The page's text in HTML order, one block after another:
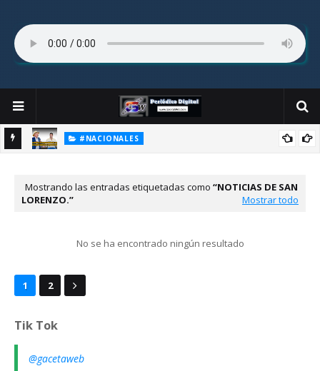
#NACIONALES
histórica en argumento militar.
Mostrando las entradas etiquetadas como
NOTICIAS DE SAN
LORENZO.
Mostrar todo
No se ha encontrado ningún resultado
1 2
Tik Tok
@gacetaweb